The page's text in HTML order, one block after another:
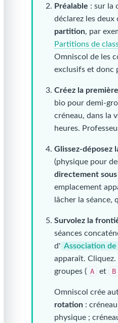
Préalable : sur la
déclarez les deux
partition, par
Partitions de
Omniscol de les
exclusifs et donc
Créez la
bio pour demi-
créneau, dans la
heures.
Glissez-déposez
(physique pour
directement
emplacement
lâcher la séance,
Survolez la
séances
d' Association de
apparaît. Cliquez.
groupes ( A et B
Omniscol crée
rotation :
physique ;